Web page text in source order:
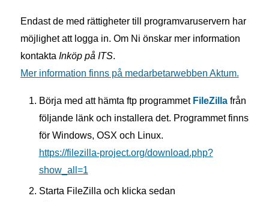
Endast de med rättigheter till programvaruservern har
möjlighet att logga in. Om Ni önskar mer information
kontakta Inköp på ITS.
Mer information finns på medarbetarwebben Aktum.
Börja med att hämta ftp programmet FileZillafrån
följande länk och installera det. Programmet finns
för Windows, OSX och Linux.
https://filezilla-project.org/download.php?
show_all=1
Starta FileZilla och klicka sedan